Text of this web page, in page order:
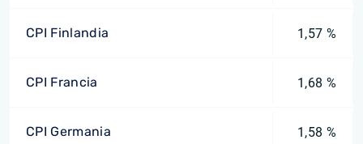
CPI Finlandia 1,57 %
CPI Francia 1,68 %
CPI Germania 1,58 %